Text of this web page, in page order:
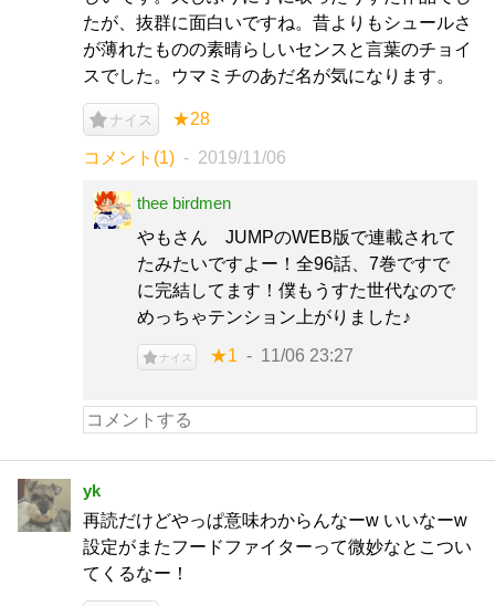
たが、抜群に面白いですね。昔よりもシュールさ
が薄れたものの素晴らしいセンスと言葉のチョイ
スでした。ウマミチのあだ名が気になります。
ナイス ★28
コメント(1) 2019/11/06
thee birdmen
やもさん JUMPのWEB版で連載されて
たみたいですよー！全96話、7巻ですで
に完結してます！僕もうすた世代なので
めっちゃテンション上がりました♪
ナイス ★1 11/06 23:27
yk
再読だけどやっぱ意味わからんなーw いいなーw
設定がまたフードファイターって微妙なとこつい
てくるなー！